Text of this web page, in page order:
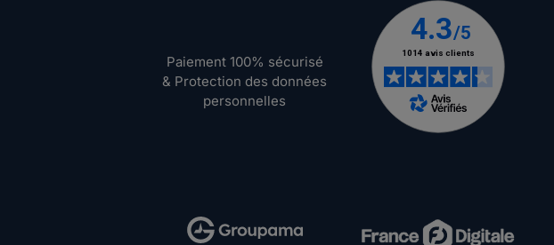
Paiement 100% sécurisé
& Protection des données
personnelles